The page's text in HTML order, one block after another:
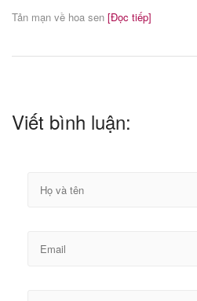
Tản mạn về hoa sen [Đọc tiếp]
Viết bình luận: